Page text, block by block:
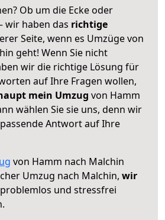
Ob um die Ecke oder
wir haben das richtige
Seite, wenn es Umzüge von
geht! Wenn Sie nicht
wir die richtige Lösung für
auf Ihre Fragen wollen,
mein Umzug von Hamm
wählen Sie sie uns, denn wir
Antwort auf Ihre
von Hamm nach Malchin
Umzug nach Malchin, wir
und stressfrei